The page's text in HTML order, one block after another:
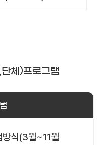
체)프로그램
방식(3월~11월